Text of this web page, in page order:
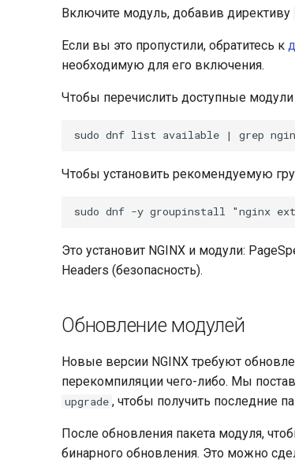
Включите модуль, добавив директиву
Если вы это пропустили, обратитесь к
необходимую для его включения.
Чтобы перечислить доступные
Чтобы установить рекомендуемую
Это установит NGINX и модули:
Headers (безопасность).
Обновление модулей
Новые версии NGINX требуют
перекомпиляции чего-либо. Мы
upgrade , чтобы получить последние
После обновления пакета модуля,
бинарного обновления. Это можно